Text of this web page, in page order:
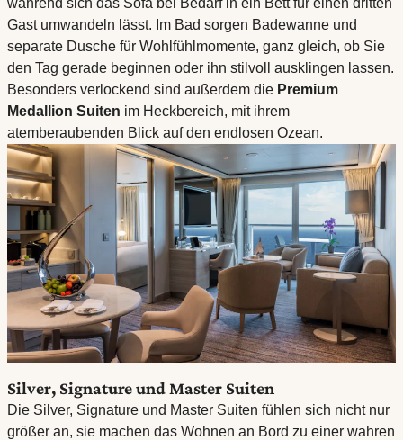
während sich das Sofa bei Bedarf in ein Bett für einen dritten
Gast umwandeln lässt. Im Bad sorgen Badewanne und
separate Dusche für Wohlfühlmomente, ganz gleich, ob Sie
den Tag gerade beginnen oder ihn stilvoll ausklingen lassen.
Besonders verlockend sind außerdem die Premium
Medallion Suiten im Heckbereich, mit ihrem
atemberaubenden Blick auf den endlosen Ozean.
Silver, Signature und Master Suiten
Die Silver, Signature und Master Suiten fühlen sich nicht nur
größer an, sie machen das Wohnen an Bord zu einer wahren